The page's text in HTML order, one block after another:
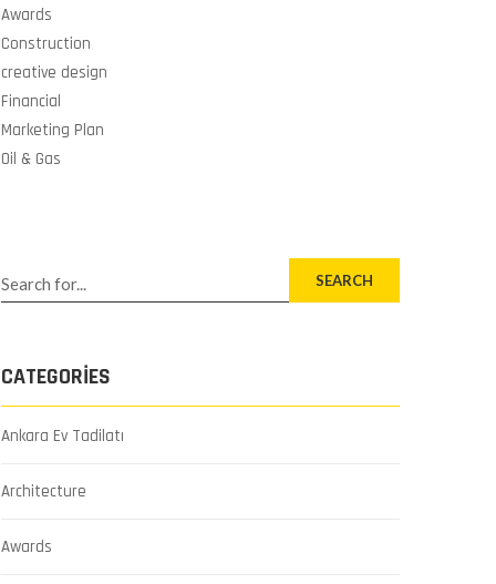
Awards
Construction
creative design
Financial
Marketing Plan
Oil & Gas
SEARCH
CATEGORIES
Ankara Ev Tadilatı
Architecture
Awards